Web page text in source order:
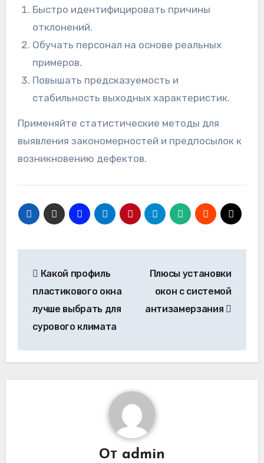
Быстро идентифицировать причины
отклонений.
Обучать персонал на основе реальных
примеров.
Повышать предсказуемость и
стабильность выходных характеристик.
Применяйте статистические методы для
выявления закономерностей и предпосылок к
возникновению дефектов.
по
записям
Какой профиль
пластикового окна
лучше выбрать для
сурового климата
Плюсы установки
окон с системой
антизамерзания
От admin